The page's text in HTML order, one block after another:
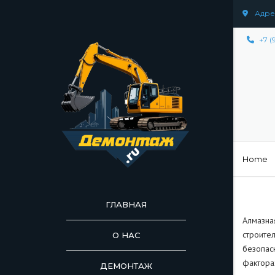
+7
ГЛАВНАЯ
О НАС
ДЕМОНТАЖ ДЕМОНТАЖ
Home